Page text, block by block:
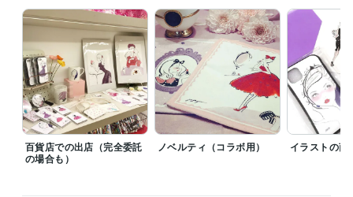
百貨店での出店（完全委託
の場合も）
ノベルティ（コラボ用） イラストの商